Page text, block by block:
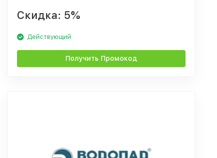
Скидка: 5%
Действующий
Получить Промокод